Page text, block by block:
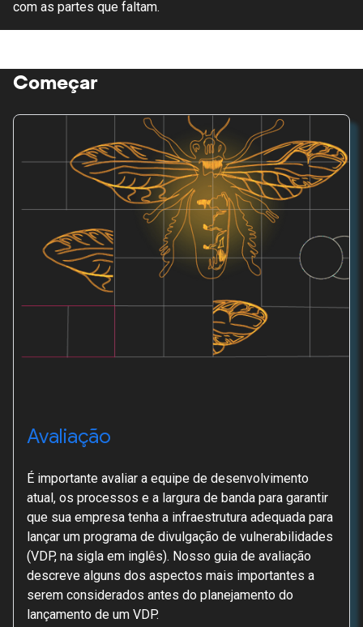
com as partes que faltam.
Começar
Avaliação
É importante avaliar a equipe de desenvolvimento
atual, os processos e a largura de banda para garantir
que sua empresa tenha a infraestrutura adequada para
lançar um programa de divulgação de vulnerabilidades
(VDP, na sigla em inglês). Nosso guia de avaliação
descreve alguns dos aspectos mais importantes a
serem considerados antes do planejamento do
lançamento de um VDP.